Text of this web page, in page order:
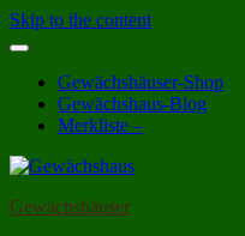
Skip to the content
Gewächshäuser-Shop
Gewächshaus-Blog
Merkliste –
Gewächshäuser